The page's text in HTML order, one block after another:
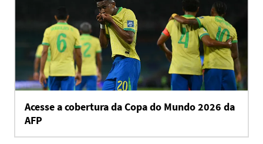
Acesse a cobertura da Copa do Mundo 2026 da
AFP